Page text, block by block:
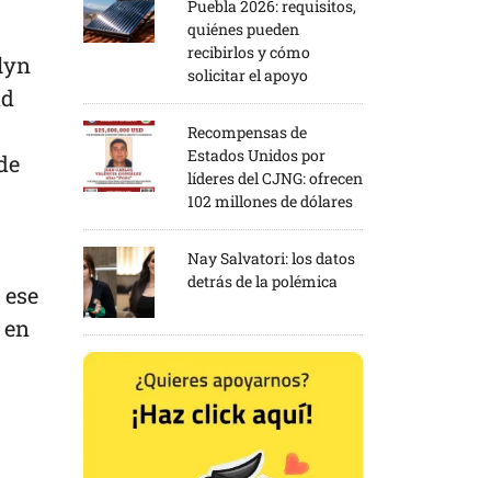
Puebla 2026: requisitos,
quiénes pueden
recibirlos y cómo
solicitar el apoyo
Recompensas de
Estados Unidos por
líderes del CJNG: ofrecen
102 millones de dólares
Nay Salvatori: los datos
detrás de la polémica